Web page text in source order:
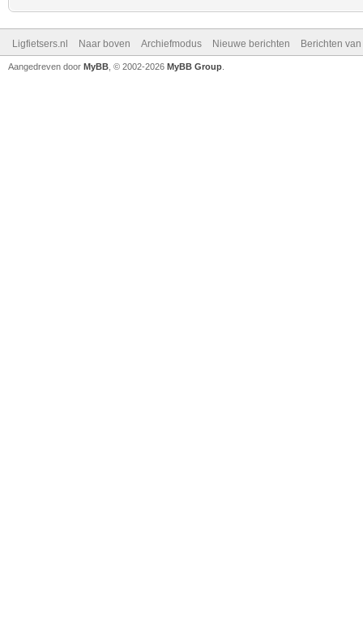
Ligfietsers.nl Naar boven Archiefmodus Nieuwe berichten Berichten
Aangedreven door MyBB , © 2002-2026 MyBB Group